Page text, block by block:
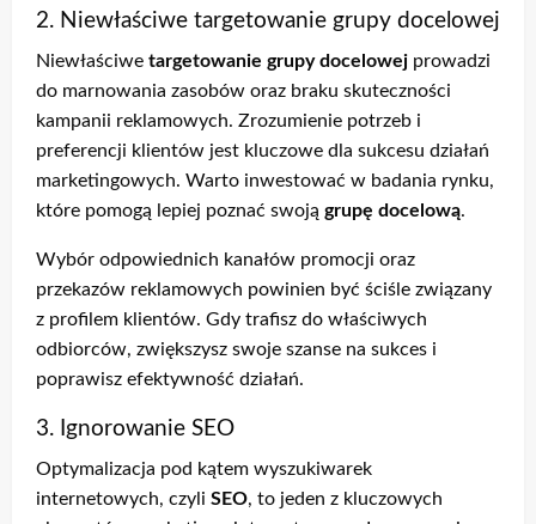
2. Niewłaściwe targetowanie grupy docelowej
Niewłaściwe targetowanie grupy docelowej prowadzi
do marnowania zasobów oraz braku skuteczności
kampanii reklamowych. Zrozumienie potrzeb i
preferencji klientów jest kluczowe dla sukcesu działań
marketingowych. Warto inwestować w badania rynku,
które pomogą lepiej poznać swoją grupę docelową.
Wybór odpowiednich kanałów promocji oraz
przekazów reklamowych powinien być ściśle związany
z profilem klientów. Gdy trafisz do właściwych
odbiorców, zwiększysz swoje szanse na sukces i
poprawisz efektywność działań.
3. Ignorowanie SEO
Optymalizacja pod kątem wyszukiwarek
internetowych, czyli SEO, to jeden z kluczowych